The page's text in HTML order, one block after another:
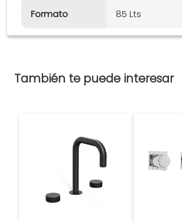
Formato
85 Lts
También te puede interesar